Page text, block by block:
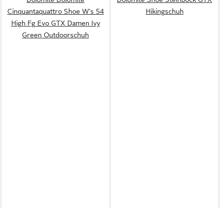
Cinquantaquattro Shoe W's 54
High Fg Evo GTX Damen Ivy
Green Outdoorschuh
Hikingschuh